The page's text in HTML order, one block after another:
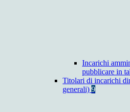
Incarichi
pubblicare in
Titolari di incarichi
generali) 9